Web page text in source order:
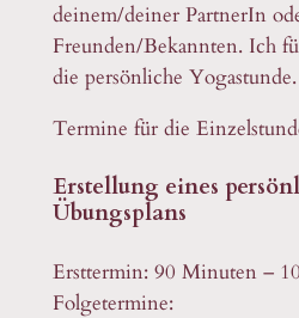
deinem/deiner PartnerIn
Freunden/Bekannten. Ich
die persönliche Yogastunde.
Termine für die
Erstellung eines
Übungsplans
Ersttermin: 90 Minuten –
Folgetermine: